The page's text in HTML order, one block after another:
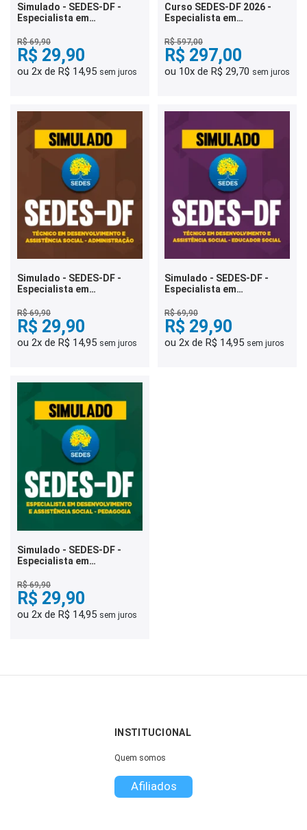
Simulado - SEDES-DF -
Especialista em
Assistência Social - Direito
e Legislação
R$ 69,90
R$ 29,90
ou 2x de R$ 14,95 sem juros
Curso SEDES-DF 2026 -
Especialista em
Assistência Social -
Psicologia
R$ 597,00
R$ 297,00
ou 10x de R$ 29,70 sem juros
Simulado - SEDES-DF -
Especialista em
Assistência Social -
Administração
R$ 69,90
R$ 29,90
ou 2x de R$ 14,95 sem juros
Simulado - SEDES-DF -
Especialista em
Assistência Social -
Educador Social
R$ 69,90
R$ 29,90
ou 2x de R$ 14,95 sem juros
Simulado - SEDES-DF -
Especialista em
Assistência Social -
Pedagogia
R$ 69,90
R$ 29,90
ou 2x de R$ 14,95 sem juros
INSTITUCIONAL
Quem somos
Afiliados